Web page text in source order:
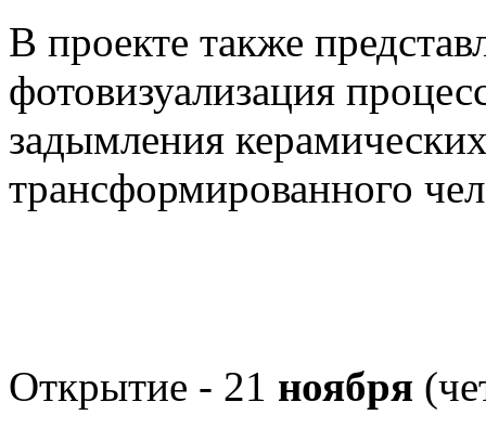
В проекте также
фотовизуализация
задымления
трансформированного
Открытие - 21 ноября